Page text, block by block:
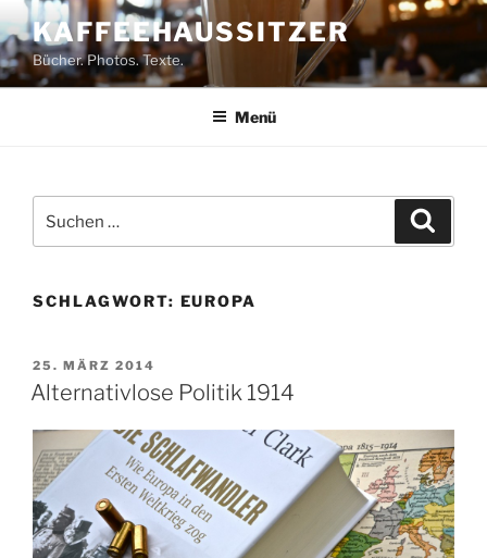
Zum
Inhalt
springen
KAFFEEHAUSSITZER
Bücher. Photos. Texte.
Menü
nach:
SCHLAGWORT: EUROPA
VERÖFFENTLICHT
AM
25. MÄRZ 2014
Alternativlose Politik 1914